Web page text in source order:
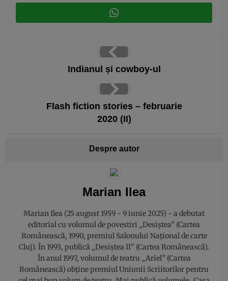
Indianul și cowboy-ul
Flash fiction stories – februarie
2020 (II)
Despre autor
Marian Ilea
Marian Ilea (25 august 1959 - 9 iunie 2025) - a debutat
editorial cu volumul de povestiri „Desiștea” (Cartea
Românească, 1990, premiul Salonului Național de carte
Cluj). În 1993, publică „Desiștea II” (Cartea Românească).
În anul 1997, volumul de teatru „Ariel” (Cartea
Românească) obține premiul Uniunii Scriitorilor pentru